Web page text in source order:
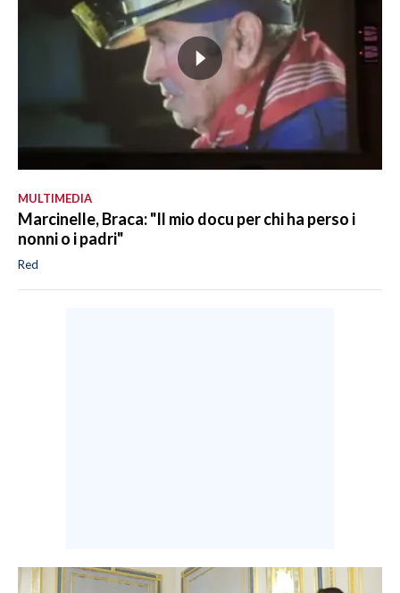
MULTIMEDIA
Marcinelle, Braca: "Il mio docu per chi ha perso i
nonni o i padri"
Red